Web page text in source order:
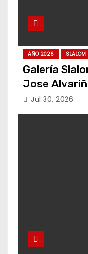
AÑO 2026 SLALOM
Galería
Jose
Jul 30, 2026